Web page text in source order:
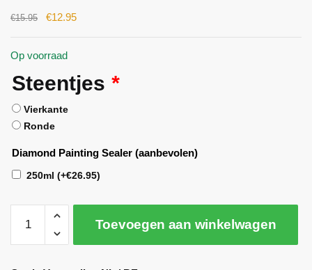
€15.95 €12.95
Op voorraad
Steentjes *
Vierkante
Ronde
Diamond Painting Sealer (aanbevolen)
250ml (+€26.95)
Toevoegen aan winkelwagen